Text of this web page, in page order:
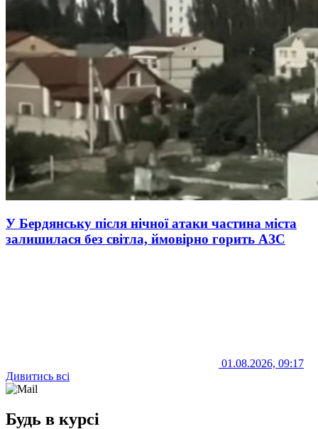
У Бердянську після нічної атаки частина міста
залишилася без світла, ймовірно горить АЗС
01.08.2026, 09:17
Дивитись всі
Будь в курсі